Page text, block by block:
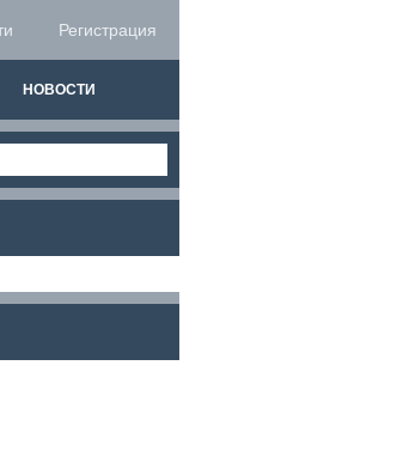
Регистрация
НОВОСТИ